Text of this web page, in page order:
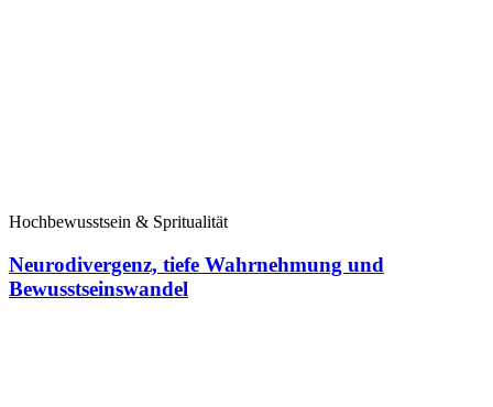
Hochbewusstsein & Spritualität
Neurodivergenz, tiefe Wahrnehmung und
Bewusstseinswandel